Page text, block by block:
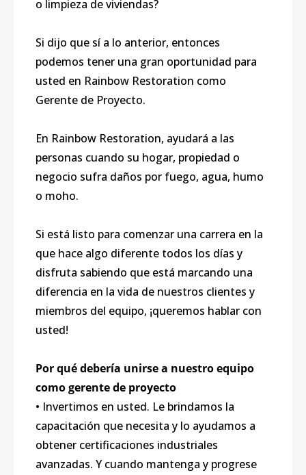
o limpieza de viviendas?
Si dijo que sí a lo anterior, entonces
podemos tener una gran oportunidad para
usted en Rainbow Restoration como
Gerente de Proyecto.
En Rainbow Restoration, ayudará a las
personas cuando su hogar, propiedad o
negocio sufra daños por fuego, agua, humo
o moho.
Si está listo para comenzar una carrera en la
que hace algo diferente todos los días y
disfruta sabiendo que está marcando una
diferencia en la vida de nuestros clientes y
miembros del equipo, ¡queremos hablar con
usted!
Por qué debería unirse a nuestro equipo
como gerente de proyecto
• Invertimos en usted. Le brindamos la
capacitación que necesita y lo ayudamos a
obtener certificaciones industriales
avanzadas. Y cuando mantenga y progrese